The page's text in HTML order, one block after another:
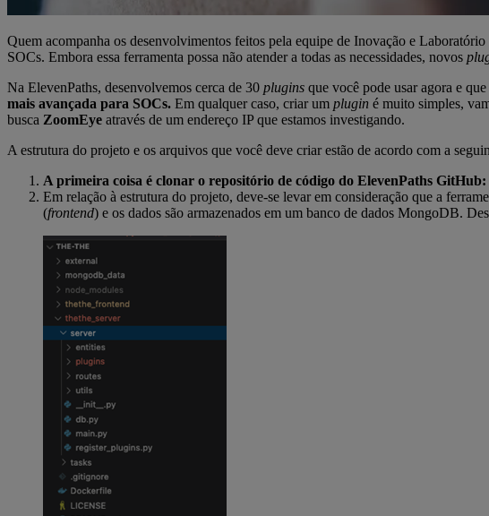
Quem acompanha os desenvolvimentos feitos pela equipe de Inovação e Laboratório
SOCs. Embora essa ferramenta possa não atender a todas as necessidades, novos
Na ElevenPaths, desenvolvemos cerca de 30 plugins que você pode usar agora e
mais avançada para SOCs. Em qualquer caso, criar um plugin é muito simples,
busca ZoomEye através de um endereço IP que estamos investigando.
A estrutura do projeto e os arquivos que você deve criar estão de acordo com a
A primeira coisa é clonar o repositório de código do ElevenPaths
Em relação à estrutura do projeto, deve-se levar em consideração que a
(frontend) e os dados são armazenados em um banco de dados MongoDB.